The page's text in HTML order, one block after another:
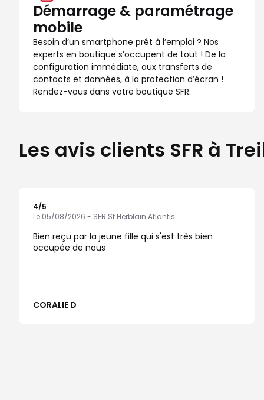
Démarrage & paramétrage
mobile
Besoin d’un smartphone prêt à l’emploi ? Nos
experts en boutique s’occupent de tout ! De la
configuration immédiate, aux transferts de
contacts et données, à la protection d’écran !
Rendez-vous dans votre boutique SFR.
Les avis clients SFR à
4/5
Le 05/08/2026 - SFR St Herblain Atlantis
Bien reçu par la jeune fille qui s'est très bien
occupée de nous
CORALIE D